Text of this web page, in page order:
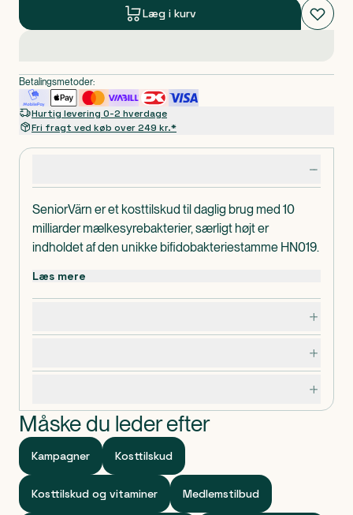
SeniorVärn er et kosttilskud til daglig brug med 10
milliarder mælkesyrebakterier, særligt højt er
indholdet af den unikke bifidobakteriestamme HN019.
normalt energistofskifte og normal hjertefunktion.
Dispenseringsform
Læs mere
Måske du leder efter
Kampagner Kosttilskud
Kosttilskud og vitaminer Medlemstilbud
Læg i kurv
Betalingsmetoder:
Hurtig levering 0-2 hverdage
Fri fragt ved køb over 249 kr.*